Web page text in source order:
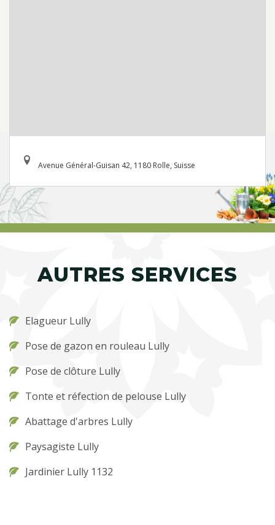
Avenue Général-Guisan 42, 1180 Rolle, Suisse
AUTRES SERVICES
Elagueur Lully
Pose de gazon en rouleau Lully
Pose de clôture Lully
Tonte et réfection de pelouse Lully
Abattage d'arbres Lully
Paysagiste Lully
Jardinier Lully 1132